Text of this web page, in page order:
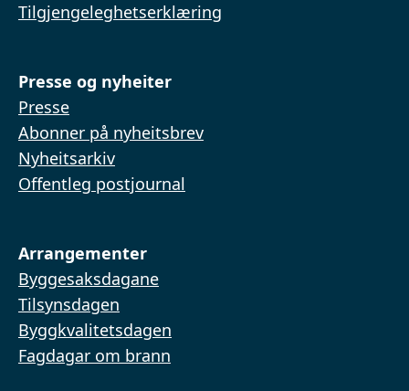
Tilgjengeleghetserklæring
Presse og nyheiter
Presse
Abonner på nyheitsbrev
Nyheitsarkiv
Offentleg postjournal
Arrangementer
Byggesaksdagane
Tilsynsdagen
Byggkvalitetsdagen
Fagdagar om brann